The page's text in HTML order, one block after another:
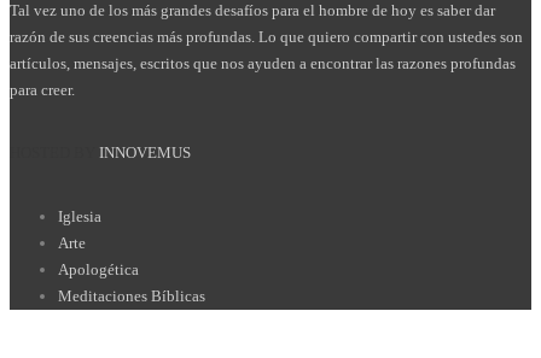
Tal vez uno de los más grandes desafíos para el hombre de hoy es saber dar
razón de sus creencias más profundas. Lo que quiero compartir con ustedes son
artículos, mensajes, escritos que nos ayuden a encontrar las razones profundas
para creer.
INNOVEMUS
Iglesia
Arte
Apologética
Meditaciones Bíblicas